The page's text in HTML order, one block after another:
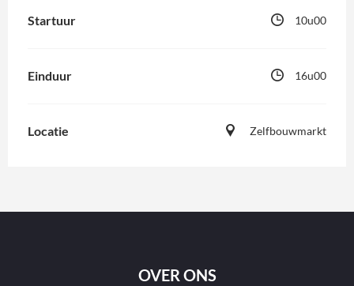
Startuur 10u00
Einduur 16u00
Locatie Zelfbouwmarkt
OVER ONS